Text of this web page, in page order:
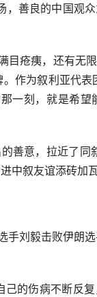
善良的中国观众
疮痍，还有无
作为叙利亚代
一刻，就是希
意，拉近了同
中叙友谊添砖加瓦
刘毅击败伊朗
的伤病不断反复